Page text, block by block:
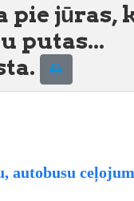
pie jūras,
putas...
autobusu